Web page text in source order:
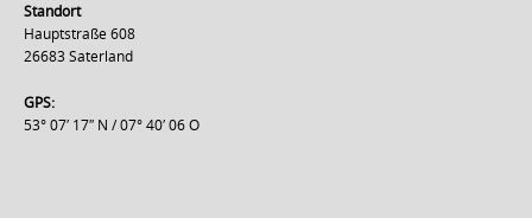
Standort
Hauptstraße 608
26683 Saterland
GPS:
53° 07′ 17″ N / 07° 40′ 06 O